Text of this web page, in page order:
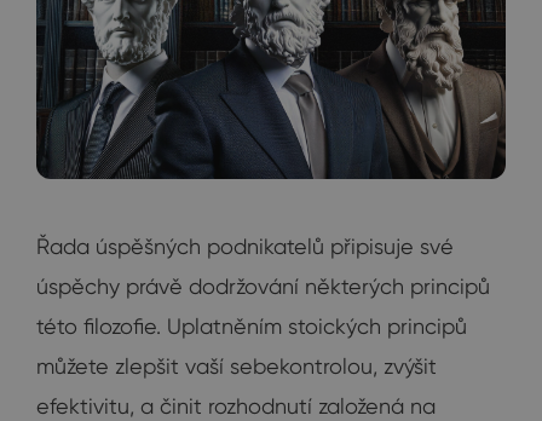
Řada úspěšných podnikatelů připisuje své
úspěchy právě dodržování některých principů
této filozofie. Uplatněním stoických principů
můžete zlepšit vaší sebekontrolou, zvýšit
efektivitu, a činit rozhodnutí založená na